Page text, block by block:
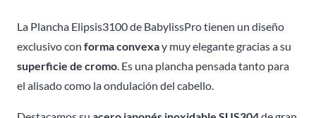
La Plancha Elipsis3100 de BabylissPro tienen un diseño
exclusivo con forma convexay muy elegante gracias a su
superficie de cromo. Es una plancha pensada tanto para
el alisado como la ondulación del cabello.